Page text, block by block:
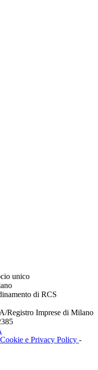
unico
di RCS
Registro Imprese di Milano
Cookie e Privacy Policy -